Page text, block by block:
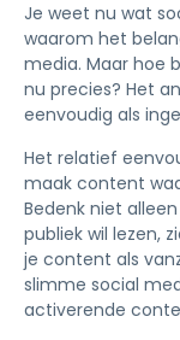
Je weet nu wat
waarom het
media. Maar hoe
nu precies? Het
eenvoudig als
Het relatief
maak content
Bedenk niet
publiek wil lezen,
je content als
slimme social
activerende